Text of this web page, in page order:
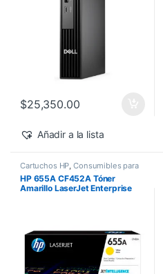
$25,350.00
Añadir a la lista
Cartuchos HP,Consumibles para
Impresoras,Nuevos Productos
Sobre Pedido,Toner Original
HP 655A CF452A Tóner
Amarillo LaserJet Enterprise